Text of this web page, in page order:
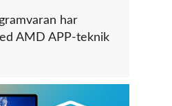
har
AMD APP-teknik